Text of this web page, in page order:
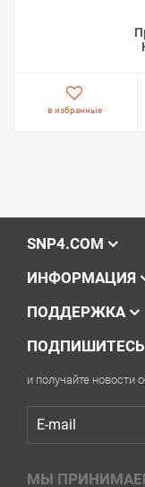
в избранные
SNP4.COM
ИНФОРМАЦИЯ
ПОДДЕРЖКА
ПОДПИШИТЕСЬ
и получайте новости
МЫ